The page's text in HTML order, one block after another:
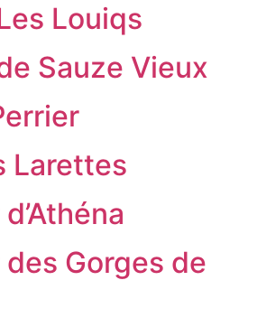
Louiqs
Sauze Vieux
Larettes
des Gorges de